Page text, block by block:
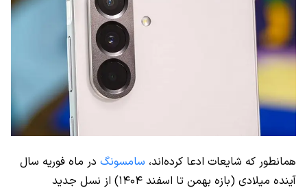
همانطور که شایعات ادعا کرده‌اند، سامسونگ در ماه فوریه سال
آینده میلادی (بازه بهمن تا اسفند ۱۴۰۴) از نسل جدید